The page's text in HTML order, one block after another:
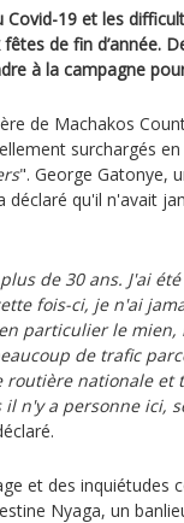
Covid-19 et les
de fin d’année.
à la campagne
de Machakos
surchargés
". George Gatonye,
déclaré qu'il n'avait
de 30 ans. J'ai
fois-ci, je n'ai
particulier le
de trafic
routière nationale et
n'y a personne ici,
et des inquiétudes
Nyaga, un